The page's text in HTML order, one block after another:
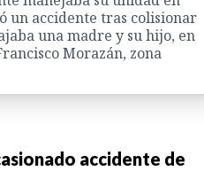
un accidente tras colisionar
una madre y su hijo, en
Morazán, zona
accidente de